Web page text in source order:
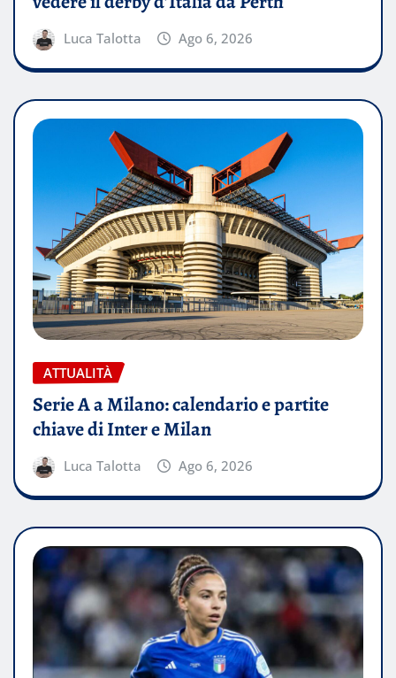
Luca Talotta Ago 6, 2026
ATTUALITÀ
Serie A a Milano: calendario e partite
chiave di Inter e Milan
Luca Talotta Ago 6, 2026